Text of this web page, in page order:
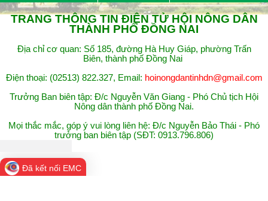
​TRANG THÔNG TIN ĐIỆN TỬ HỘI NÔNG DÂN
THÀNH PHỐ ĐỒNG NAI
Địa chỉ cơ quan: Số 185, đường Hà Huy Giáp, phường Trấn
Biên, thành phố Đồng Nai
Điện thoại: (02513) 822.327, Email: hoinongdantinhdn@gmail.com
Trưởng Ban biên tập: Đ/c Nguyễn Văn Giang - Phó Chủ tịch Hội
Nông dân thành phố ​Đồng Nai.
Mọi thắc mắc, góp ý vui lòng liên hệ: Đ/c Nguyễn Bảo Thái - Phó
trưởng ban biên tập (SĐT: 0913.796.806)
Đã kết nối EMC